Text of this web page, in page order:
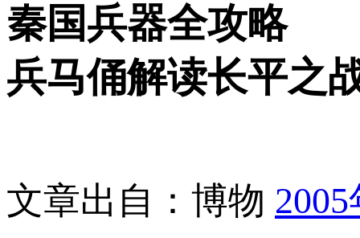
秦国兵器全攻略
兵马俑解读长平之
文章出自：博物